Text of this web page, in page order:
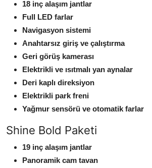
18 inç alaşım jantlar
Full LED farlar
Navigasyon sistemi
Anahtarsız giriş ve çalıştırma
Geri görüş kamerası
Elektrikli ve ısıtmalı yan aynalar
Deri kaplı direksiyon
Elektrikli park freni
Yağmur sensörü ve otomatik farlar
Shine Bold Paketi
19 inç alaşım jantlar
Panoramik cam tavan